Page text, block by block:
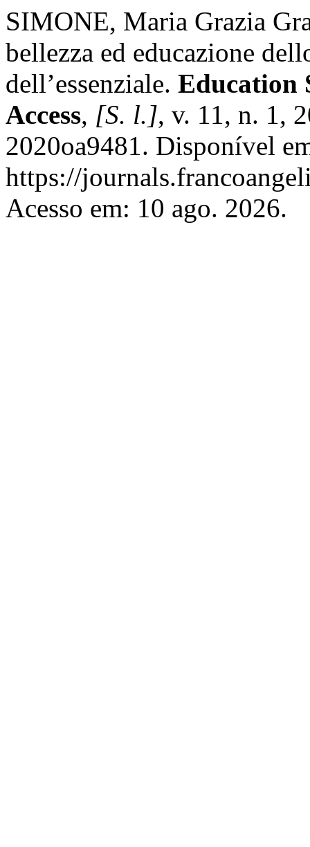
SIMONE, Maria Grazia
bellezza ed educazione
dell’essenziale. Education
Access, [S. l.], v. 11, n. 1,
2020oa9481. Disponível
https://
Acesso em: 10 ago. 2026.